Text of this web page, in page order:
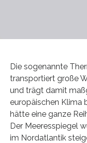
Die sogenannte
transportiert große
und trägt damit
europäischen Klima
hätte eine ganze
Der Meeresspiegel
im Nordatlantik